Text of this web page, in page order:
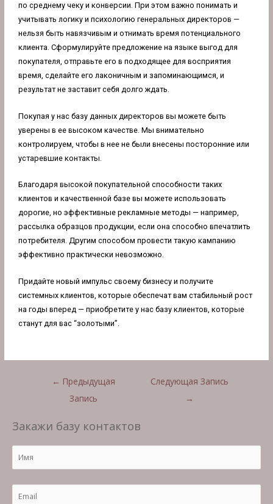
по среднему чеку и конверсии. При этом важно понимать и
учитывать логику и психологию генеральных директоров —
нельзя быть навязчивым и отнимать время потенциального
клиента. Сформулируйте предложение на языке выгод для
покупателя, отправьте его в подходящее для восприятия
время, сделайте его лаконичным и запоминающимся, и
результат не заставит себя долго ждать.
Покупая у нас базу данных директоров вы можете быть
уверены в ее высоком качестве. Мы внимательно
контролируем, чтобы в нее не были внесены посторонние или
устаревшие контакты.
Благодаря высокой покупательной способности таких
клиентов и качественной базе вы можете использовать
дорогие, но эффективные рекламные методы — например,
рассылка образцов продукции, если она способно впечатлить
потребителя. Другим способом провести такую кампанию
эффективно практически невозможно.
Придайте новый импульс своему бизнесу и получите
системных клиентов, которые обеспечат вам стабильный рост
на годы вперед — приобретите у нас базу клиентов , которые
станут для вас “золотыми”.
← Предыдущая
Запись
Следующая Запись
→
Закажи базу контактов